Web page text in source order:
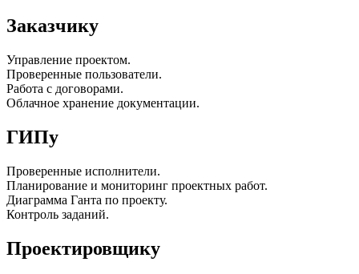
Заказчику
Управление проектом.
Проверенные пользователи.
Работа с договорами.
Облачное хранение документации.
ГИПу
Проверенные исполнители.
Планирование и мониторинг проектных работ.
Диаграмма Ганта по проекту.
Контроль заданий.
Проектировщику